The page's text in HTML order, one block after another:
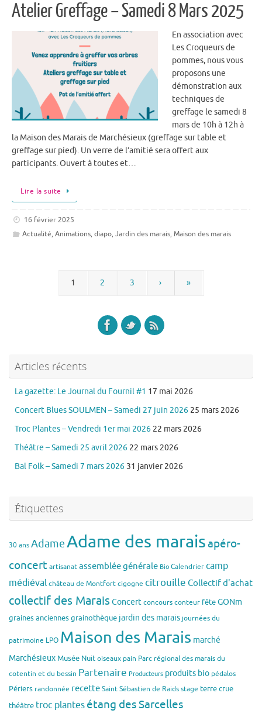
Atelier Greffage – Samedi 8 Mars 2025
En association avec
Les Croqueurs de
pommes, nous vous
proposons une
démonstration aux
techniques de
greffage le samedi 8
mars de 10h à 12h à
la Maison des Marais de Marchésieux (greffage sur table et
greffage sur pied). Un verre de l’amitié sera offert aux
participants. Ouvert à toutes et…
Lire la suite
16 février 2025
Actualité, Animations, diapo, Jardin des marais, Maison des marais
1 2 3 › »
Articles récents
La gazette: Le Journal du Fournil #1 17 mai 2026
Concert Blues SOULMEN – Samedi 27 juin 2026 25 mars 2026
Troc Plantes – Vendredi 1er mai 2026 22 mars 2026
Théâtre – Samedi 25 avril 2026 22 mars 2026
Bal Folk – Samedi 7 mars 2026 31 janvier 2026
Étiquettes
30 ansAdameAdame des maraisapéro-
concertartisanatassemblée générale Bio Calendriercamp
médiévalchâteau de Montfortcigogne citrouille Collectif d'achat
collectif des Marais Concertconcoursconteur fêteGONm
graines anciennesgrainothèque jardin des marais journées du
patrimoine LPO Maison des Marais marché
MarchésieuxMusée Nuitoiseaux pain Parc régional des marais du
cotentin et du bessin Partenaire Producteurs produits bio pédalos
Périers randonnée recetteSaint Sébastien de Raidsstage terre crue
théâtre troc plantes étang des Sarcelles